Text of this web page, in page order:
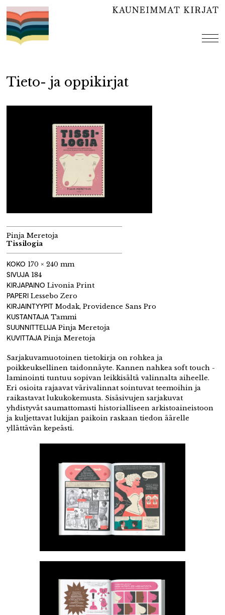
Hyppää
sisältöön
Tieto- ja oppikirjat
Pinja Meretoja
Tissilogia
KOKO 170 × 240 mm
SIVUJA 184
KIRJAPAINO Livonia Print
PAPERI Lessebo Zero
KIRJAINTYYPIT Modak, Providence Sans Pro
KUSTANTAJA Tammi
SUUNNITTELIJA Pinja Meretoja
KUVITTAJA Pinja Meretoja
Sarjakuvamuotoinen tietokirja on rohkea ja
poikkeuksellinen taidonnäyte. Kannen nahkea soft touch -
laminointi tuntuu sopivan leikkisältä valinnalta aiheelle.
Eri osioita rajaavat värivalinnat sointuvat teemoihin ja
raikastavat lukukokemusta. Sisäsivujen sarjakuvat
yhdistyvät saumattomasti historialliseen arkistoaineistoon
ja kuljettavat lukijan paikoin raskaan tiedon äärelle
yllättävän kepeästi.